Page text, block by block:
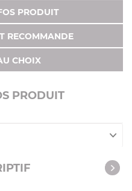
PRODUIT
RECOMMANDE
CHOIX
PRODUIT